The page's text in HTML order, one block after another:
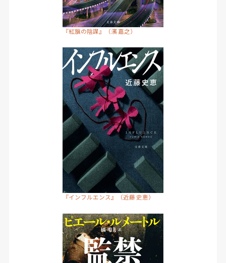
『紅旗の陰謀』（濱 嘉之）
『インフルエンス』（近藤 史恵）